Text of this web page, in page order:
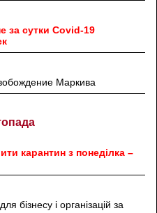
за сутки Covid-19
Маркива
карантин з понеділка –
бізнесу і організацій за